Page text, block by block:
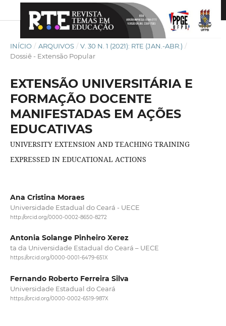
INÍCIO / ARQUIVOS / V. 30 N. 1 (2021): RTE (JAN.-ABR.) /
Dossiê - Extensão Popular
EXTENSÃO UNIVERSITÁRIA E
FORMAÇÃO DOCENTE
MANIFESTADAS EM AÇÕES
EDUCATIVAS
UNIVERSITY EXTENSION AND TEACHING TRAINING
EXPRESSED IN EDUCATIONAL ACTIONS
Ana Cristina Moraes
Universidade Estadual do Ceará - UECE
http://orcid.org/0000-0002-8650-8272
Antonia Solange Pinheiro Xerez
ta da Universidade Estadual do Ceará – UECE
https://orcid.org/0000-0001-6479-651X
Fernando Roberto Ferreira Silva
Universidade Estadual do Ceará
https://orcid.org/0000-0002-6519-987X